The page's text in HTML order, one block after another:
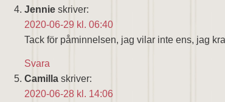
Jennie skriver:
2020-06-29 kl. 06:40
Tack för påminnelsen, jag vilar inte ens, jag
Svara
Camilla skriver:
2020-06-28 kl. 14:06